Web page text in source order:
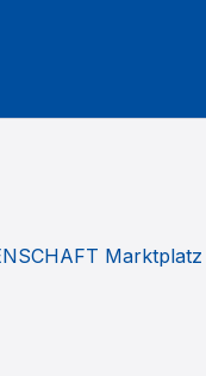
Marktplatz